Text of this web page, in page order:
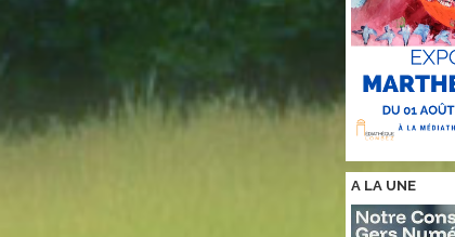
A LA UNE